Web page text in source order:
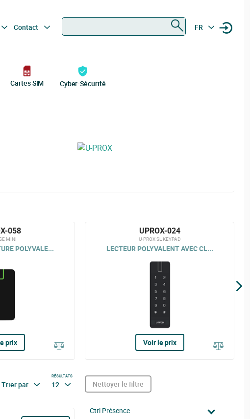
Contact FR
Cartes SIM Cyber-Sécurité
058
MINI
POLYVALE...
prix
UPROX-024
U-PROX SL KEYPAD
LECTEUR POLYVALENT AVEC CL...
Voir le prix
Trier par
RÉSULTATS
12 Nettoyer le filtre
Ctrl Présence